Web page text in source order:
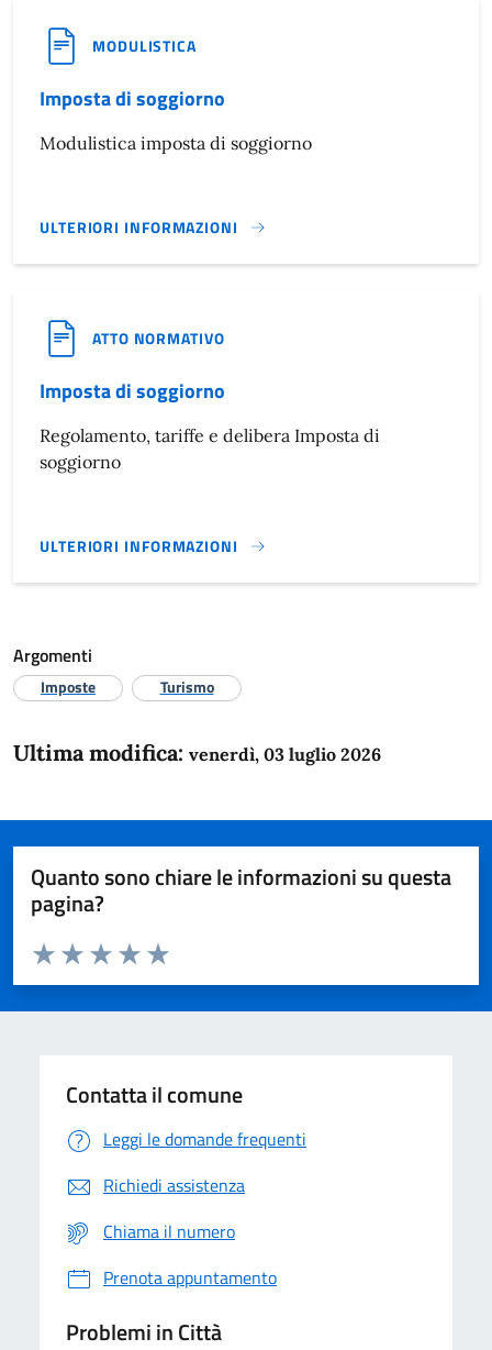
MODULISTICA
Imposta di soggiorno
Modulistica imposta di soggiorno
ULTERIORI INFORMAZIONI
IMPOSTA DI SOGGIORNO}
ATTO NORMATIVO
Imposta di soggiorno
Regolamento, tariffe e delibera Imposta di
soggiorno
ULTERIORI INFORMAZIONI
IMPOSTA DI SOGGIORNO}
Argomenti
Imposte Turismo
Ultima modifica: venerdì, 03 luglio 2026
Quanto sono chiare le informazioni su questa
pagina?
Domanda
Valuta da 1 a 5 stelle la pagina
Valuta 5 stelle su 5
Valuta 4 stelle su 5
Valuta 3 stelle su 5
Valuta 2 stelle su 5
Valuta 1 stelle su 5
Contatta il comune
Leggi le domande frequenti
Richiedi assistenza
Chiama il numero
Prenota appuntamento
Problemi in Città